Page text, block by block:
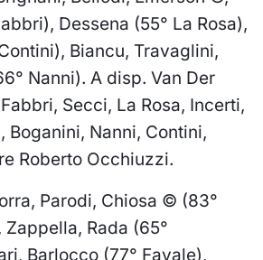
Dessena (55° La Rosa),
Biancu, Travaglini,
Nanni). A disp. Van Der
Secci, La Rosa, Incerti,
Boganini, Nanni, Contini,
Roberto Occhiuzzi.
Parodi, Chiosa © (83°
Rada (65°
Barlocco (77° Favale),